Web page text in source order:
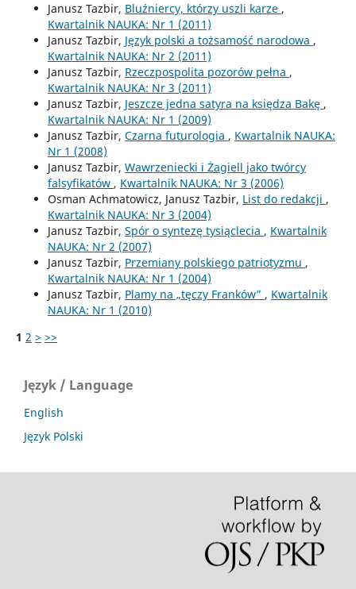
Janusz Tazbir, Bluźniercy, którzy uszli karze ,
Kwartalnik NAUKA: Nr 1 (2011)
Janusz Tazbir, Język polski a tożsamość narodowa ,
Kwartalnik NAUKA: Nr 2 (2011)
Janusz Tazbir, Rzeczpospolita pozorów pełna ,
Kwartalnik NAUKA: Nr 3 (2011)
Janusz Tazbir, Jeszcze jedna satyra na księdza Bakę ,
Kwartalnik NAUKA: Nr 1 (2009)
Janusz Tazbir, Czarna futurologia , Kwartalnik NAUKA:
Nr 1 (2008)
Janusz Tazbir, Wawrzeniecki i Żagiell jako twórcy
falsyfikatów , Kwartalnik NAUKA: Nr 3 (2006)
Osman Achmatowicz, Janusz Tazbir, List do redakcji ,
Kwartalnik NAUKA: Nr 3 (2004)
Janusz Tazbir, Spór o syntezę tysiąclecia , Kwartalnik
NAUKA: Nr 2 (2007)
Janusz Tazbir, Przemiany polskiego patriotyzmu ,
Kwartalnik NAUKA: Nr 1 (2004)
Janusz Tazbir, Plamy na „tęczy Franków” , Kwartalnik
NAUKA: Nr 1 (2010)
1 2 > >>
Język / Language
English
Język Polski